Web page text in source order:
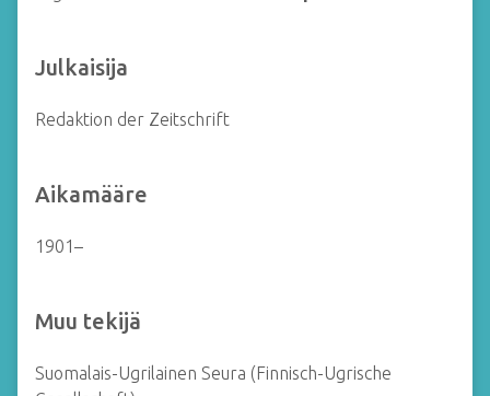
Julkaisija
Redaktion der Zeitschrift
Aikamääre
1901–
Muu tekijä
Suomalais-Ugrilainen Seura (Finnisch-Ugrische